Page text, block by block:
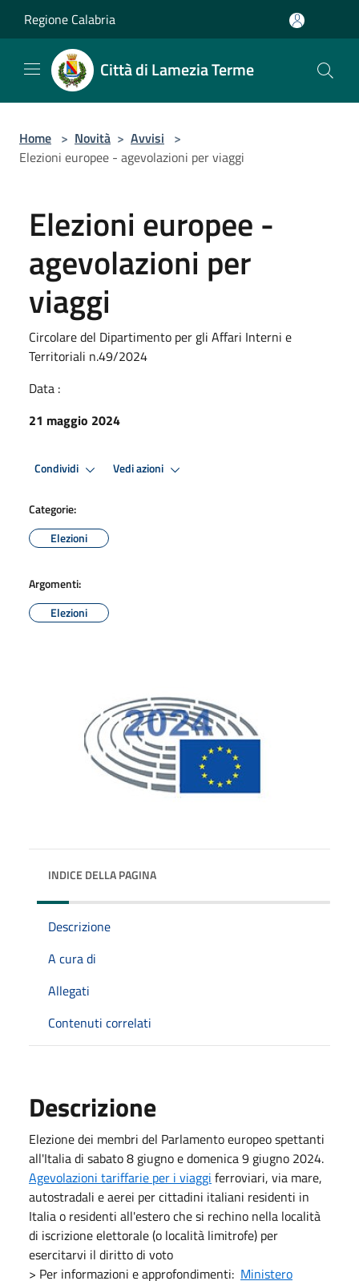
Regione Calabria
Città di Lamezia Terme
Home > Novità > Avvisi >
Elezioni europee - agevolazioni per viaggi
Elezioni europee -
agevolazioni per
viaggi
Circolare del Dipartimento per gli Affari Interni e
Territoriali n.49/2024
Data :
21 maggio 2024
Condividi Vedi azioni
Categorie:
Elezioni
Argomenti:
Elezioni
INDICE DELLA PAGINA
Descrizione
A cura di
Allegati
Contenuti correlati
Descrizione
Elezione dei membri del Parlamento europeo spettanti
all'Italia di sabato 8 giugno e domenica 9 giugno 2024.
Agevolazioni tariffarie per i viaggi ferroviari, via mare,
autostradali e aerei per cittadini italiani residenti in
Italia o residenti all'estero che si rechino nella località
di iscrizione elettorale (o località limitrofe) per
esercitarvi il diritto di voto
> Per informazioni e approfondimenti: Ministero